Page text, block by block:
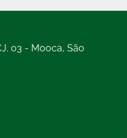
03 - Mooca, São